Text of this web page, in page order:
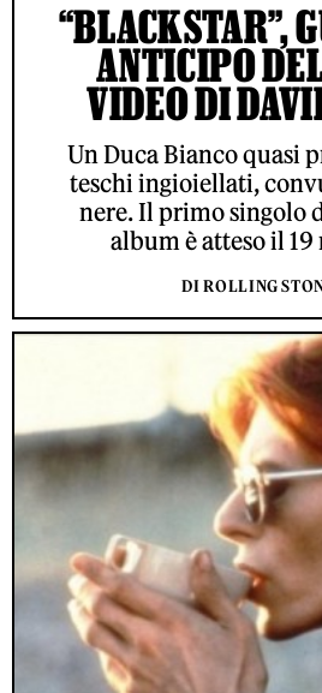
“BLACKSTAR”,
ANTICIPO
VIDEO DI
Un Duca Bianco quasi
teschi ingioiellati,
nere. Il primo singolo
album è atteso il
DI ROLLING